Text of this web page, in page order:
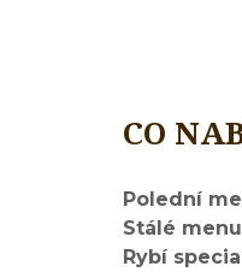
CO
Polední
Stálé menu
Rybí